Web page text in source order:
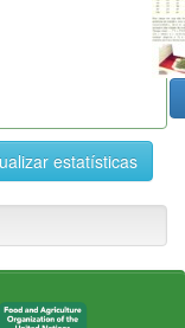
estatísticas